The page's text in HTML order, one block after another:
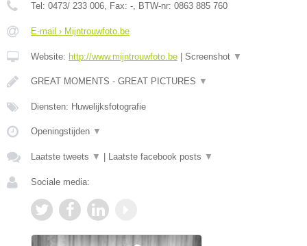
Tel: 0473/ 233 006, Fax: -, BTW-nr: 0863 885 760
E-mail › Mijntrouwfoto.be
Website: http://www.mijntrouwfoto.be Screenshot ▼
GREAT MOMENTS - GREAT PICTURES ▼
Diensten: Huwelijksfotografie
Openingstijden ▼
Laatste tweets ▼ Laatste facebook posts ▼
Sociale media: